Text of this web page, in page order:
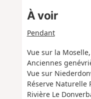
À voir
Pendant
Vue sur la
Anciennes
Vue sur
Réserve Naturelle
Rivière Le